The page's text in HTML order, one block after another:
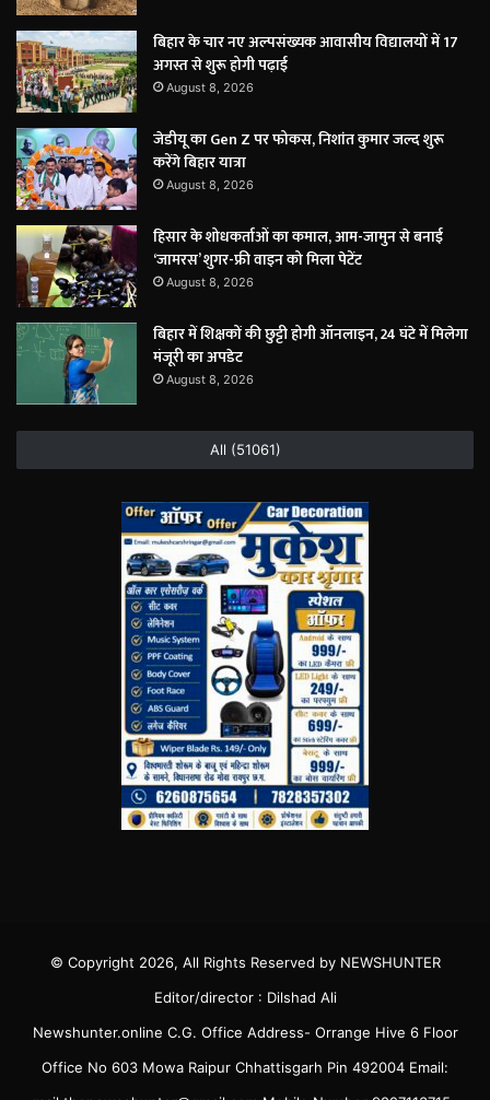
बिहार के चार नए अल्पसंख्यक आवासीय विद्यालयों में 17
अगस्त से शुरू होगी पढ़ाई
August 8, 2026
जेडीयू का Gen Z पर फोकस, निशांत कुमार जल्द शुरू
करेंगे बिहार यात्रा
August 8, 2026
हिसार के शोधकर्ताओं का कमाल, आम-जामुन से बनाई
‘जामरस’ शुगर-फ्री वाइन को मिला पेटेंट
August 8, 2026
बिहार में शिक्षकों की छुट्टी होगी ऑनलाइन, 24 घंटे में मिलेगा
मंजूरी का अपडेट
August 8, 2026
All (51061)
© Copyright 2026, All Rights Reserved by NEWSHUNTER
Editor/director : Dilshad Ali
Newshunter.online C.G. Office Address- Orrange Hive 6 Floor
Office No 603 Mowa Raipur Chhattisgarh Pin 492004 Email: